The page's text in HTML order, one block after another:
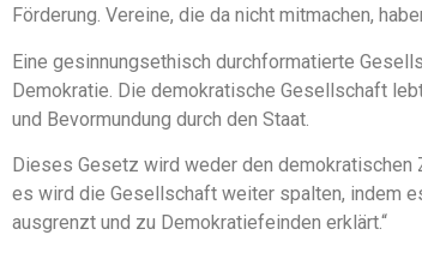
Förderung. Vereine, die da nicht mitmachen,
Eine gesinnungsethisch durchformatierte
Demokratie. Die demokratische Gesellschaft
und Bevormundung durch den Staat.
Dieses Gesetz wird weder den demokratischen
es wird die Gesellschaft weiter spalten, indem
ausgrenzt und zu Demokratiefeinden erklärt.“